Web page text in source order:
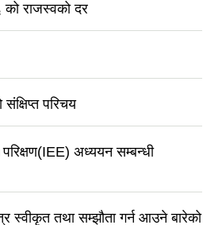
राजस्वको दर
संक्षिप्त परिचय
परिक्षण(IEE) अध्ययन सम्बन्धी
स्वीकृत तथा सम्झौता गर्न आउने बारेको